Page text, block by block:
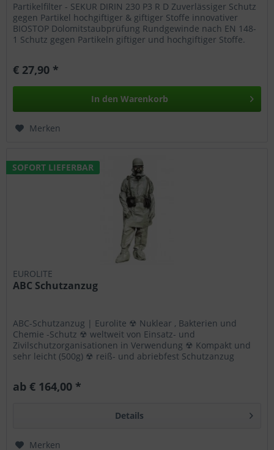
Partikelfilter - SEKUR DIRIN 230 P3 R D Zuverlässiger Schutz
gegen Partikel hochgiftiger & giftiger Stoffe innovativer
BIOSTOP Dolomitstaubprüfung Rundgewinde nach EN 148-
1 Schutz gegen Partikeln giftiger und hochgiftiger Stoffe.
€ 27,90 *
In den Warenkorb
Merken
SOFORT LIEFERBAR
EUROLITE
ABC Schutzanzug
ABC-Schutzanzug | Eurolite ☢ Nuklear , Bakterien und
Chemie -Schutz ☢ weltweit von Einsatz- und
Zivilschutzorganisationen in Verwendung ☢ Kompakt und
sehr leicht (500g) ☢ reiß- und abriebfest Schutzanzug
ab € 164,00 *
Details
Merken